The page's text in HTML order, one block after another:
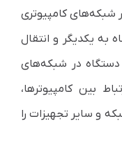
شبکه‌های کامپیوتری
یکدیگر و انتقال
دستگاه در شبکه‌های
بین کامپیوترها،
و سایر تجهیزات را